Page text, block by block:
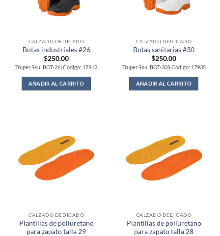
CALZADO DEDICADO
Botas industriales #26
$250.00
Truper Sku: BOT-26I Codigo: 17912
AÑADIR AL CARRITO
CALZADO DEDICADO
Botas sanitarias #30
$250.00
Truper Sku: BOT-30S Codigo: 17935
AÑADIR AL CARRITO
CALZADO DEDICADO
Plantillas de poliuretano
para zapato talla 29
CALZADO DEDICADO
Plantillas de poliuretano
para zapato talla 28